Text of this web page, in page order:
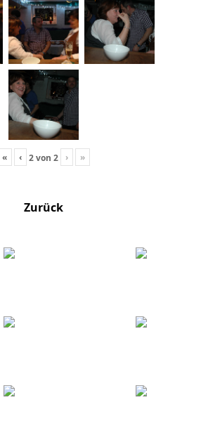
« ‹ 2von 2 › »
Zurück